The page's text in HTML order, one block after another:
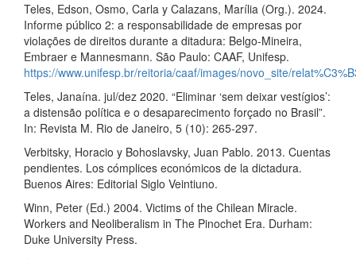
Teles, Edson, Osmo, Carla y Calazans, Marília (Org.). 2024.
Informe público 2: a responsabilidade de empresas por
violações de direitos durante a ditadura: Belgo-Mineira,
Embraer e Mannesmann. São Paulo: CAAF, Unifesp.
https://www.unifesp.br/reitoria/caaf/images/novo_site/
Teles, Janaína. jul/dez 2020. “Eliminar ‘sem deixar vestígios’:
a distensão política e o desaparecimento forçado no Brasil”.
In: Revista M. Rio de Janeiro, 5 (10): 265-297.
Verbitsky, Horacio y Bohoslavsky, Juan Pablo. 2013. Cuentas
pendientes. Los cómplices económicos de la dictadura.
Buenos Aires: Editorial Siglo Veintiuno.
Winn, Peter (Ed.) 2004. Victims of the Chilean Miracle.
Workers and Neoliberalism in The Pinochet Era. Durham:
Duke University Press.